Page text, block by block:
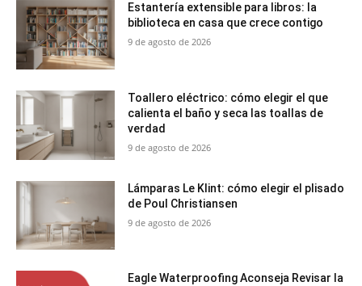
Estantería extensible para libros: la
biblioteca en casa que crece contigo
9 de agosto de 2026
Toallero eléctrico: cómo elegir el que
calienta el baño y seca las toallas de
verdad
9 de agosto de 2026
Lámparas Le Klint: cómo elegir el plisado
de Poul Christiansen
9 de agosto de 2026
Eagle Waterproofing Aconseja Revisar la